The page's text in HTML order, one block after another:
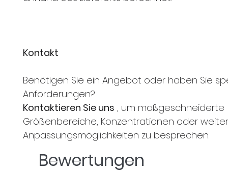
Kontakt
Benötigen Sie ein Angebot oder haben Sie
Anforderungen?
Kontaktieren Sie uns , um maßgeschneiderte
Größenbereiche, Konzentrationen oder
Anpassungsmöglichkeiten zu besprechen.
Bewertungen